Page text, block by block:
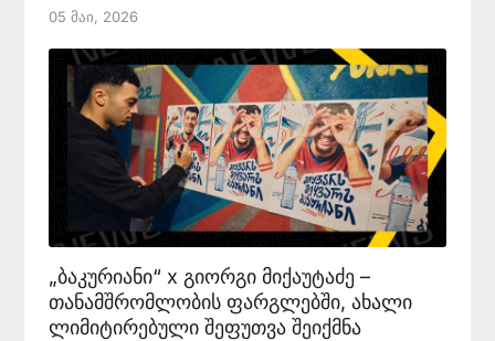
05 Მაი, 2026
„ბაკურიანი“ x გიორგი მიქაუტაძე –
თანამშრომლობის ფარგლებში, ახალი
ლიმიტირებული შეფუთვა შეიქმნა